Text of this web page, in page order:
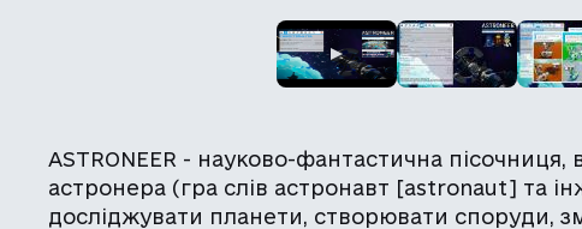
ASTRONEER - науково-фантастична
астронера (гра слів астронавт [astronaut] та
досліджувати планети, створювати споруди,